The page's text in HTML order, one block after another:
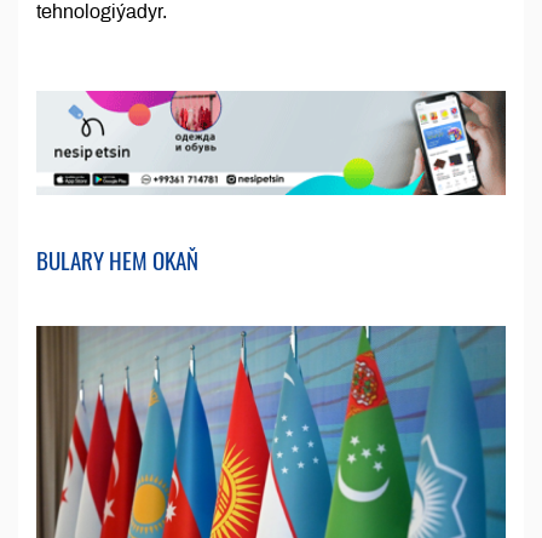
tehnologiýadyr.
BULARY HEM OKAŇ